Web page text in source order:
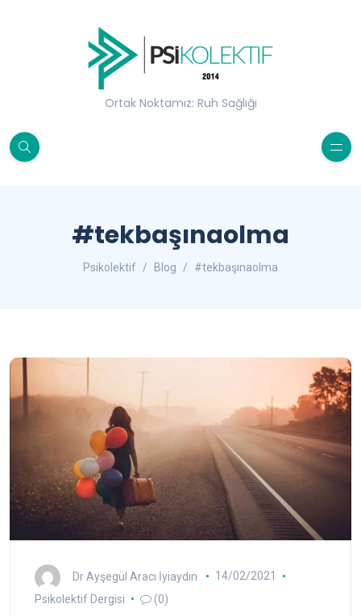
Ortak Noktamız: Ruh Sağlığı
#tekbaşınaolma
Psikolektif Blog #tekbaşınaolma
Dr Ayşegül Aracı İyiaydın
14/02/2021
Psikolektif Dergisi
(0)